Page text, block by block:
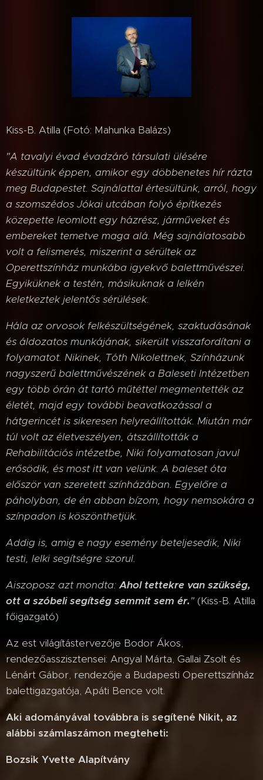
Kiss-B. Atilla (Fotó: Mahunka Balázs)
"A tavalyi évad évadzáró társulati ülésére
készültünk éppen, amikor egy döbbenetes hír rázta
meg Budapestet. Sajnálattal értesültünk, arról, hogy
a szomszédos Jókai utcában folyó építkezés
közepette leomlott egy házrész, járműveket és
embereket temetve maga alá. Még sajnálatosabb
volt a felismerés, miszerint a sérültek az
Operettszínház munkába igyekvő balettművészei.
Egyiküknek a testén, másikuknak a lelkén
keletkeztek jelentős sérülések.
Hála az orvosok felkészültségének, szaktudásának
és áldozatos munkájának, sikerült visszafordítani a
folyamatot. Nikinek, Tóth Nikolettnek, Színházunk
nagyszerű balettművészének a Baleseti Intézetben
egy több órán át tartó műtéttel megmentették az
életét, majd egy további beavatkozással a
hátgerincét is sikeresen helyreállították. Miután már
túl volt az életveszélyen, átszállították a
Rehabilitációs intézetbe, Niki folyamatosan javul
erősödik, és most itt van velünk. A baleset óta
először van szeretett színházában. Egyelőre a
páholyban, de én abban bízom, hogy nemsokára a
színpadon is köszönthetjük.
Addig is, amig e nagy esemény beteljesedik, Niki
testi, lelki segítségre szorul.
Aiszoposz azt mondta:Ahol tettekre van szükség,
ott a szóbeli segítség semmit sem ér." (Kiss-B. Atilla
főigazgató)
Az est világítástervezője Bodor Ákos,
rendezőasszisztensei: Angyal Márta, Gallai Zsolt és
Lénárt Gábor, rendezője a Budapesti Operettszínház
balettigazgatója, Apáti Bence volt.
Aki adományával továbbra is segítené Nikit, az
alábbi számlaszámon megteheti:
Bozsik Yvette Alapítvány